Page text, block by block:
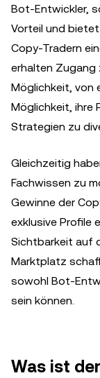
Bot-Entwickler,
Vorteil und
Copy-Tradern
erhalten Zugang
Möglichkeit, von
Möglichkeit, ihre
Strategien zu
Gleichzeitig
Fachwissen zu
Gewinne der
exklusive Profile
Sichtbarkeit auf
Marktplatz
sowohl Bot-
sein können.
Was ist